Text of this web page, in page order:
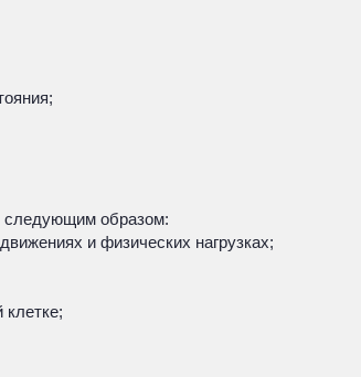
следующим образом:
и физических нагрузках;
клетке;